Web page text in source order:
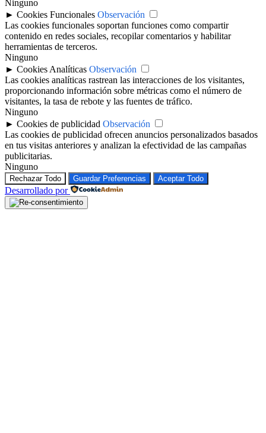
Ninguno
► Cookies Funcionales Observación
Las cookies funcionales soportan funciones como compartir
contenido en redes sociales, recopilar comentarios y habilitar
herramientas de terceros.
Ninguno
► Cookies Analíticas Observación
Las cookies analíticas rastrean las interacciones de los visitantes,
proporcionando información sobre métricas como el número de
visitantes, la tasa de rebote y las fuentes de tráfico.
Ninguno
► Cookies de publicidad Observación
Las cookies de publicidad ofrecen anuncios personalizados basados
en tus visitas anteriores y analizan la efectividad de las campañas
publicitarias.
Ninguno
Rechazar Todo Guardar Preferencias Aceptar Todo
Desarrollado por